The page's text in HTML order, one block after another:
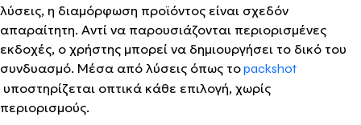
λύσεις, η διαμόρφωση προϊόντος είναι σχεδόν
απαραίτητη. Αντί να παρουσιάζονται περιορισμένες
εκδοχές, ο χρήστης μπορεί να δημιουργήσει το δικό του
συνδυασμό. Μέσα από λύσεις όπως τοpackshot
υποστηρίζεται οπτικά κάθε επιλογή, χωρίς
περιορισμούς.